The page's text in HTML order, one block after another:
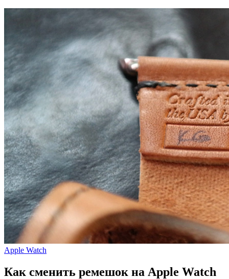
Apple Watch
Как сменить ремешок на Apple Watch